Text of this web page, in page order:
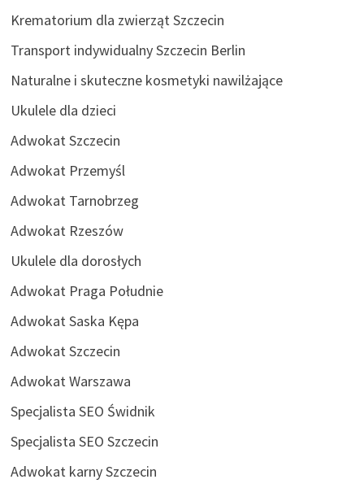
Krematorium dla zwierząt Szczecin
Transport indywidualny Szczecin Berlin
Naturalne i skuteczne kosmetyki nawilżające
Ukulele dla dzieci
Adwokat Szczecin
Adwokat Przemyśl
Adwokat Tarnobrzeg
Adwokat Rzeszów
Ukulele dla dorosłych
Adwokat Praga Południe
Adwokat Saska Kępa
Adwokat Szczecin
Adwokat Warszawa
Specjalista SEO Świdnik
Specjalista SEO Szczecin
Adwokat karny Szczecin